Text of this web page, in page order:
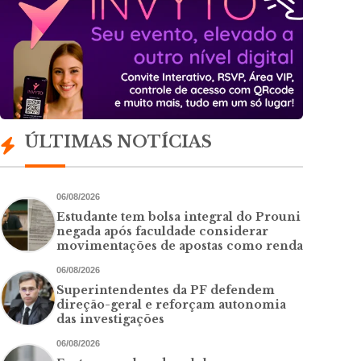
ÚLTIMAS NOTÍCIAS
06/08/2026
Estudante tem bolsa integral do Prouni
negada após faculdade considerar
movimentações de apostas como renda
06/08/2026
Superintendentes da PF defendem
direção-geral e reforçam autonomia
das investigações
06/08/2026